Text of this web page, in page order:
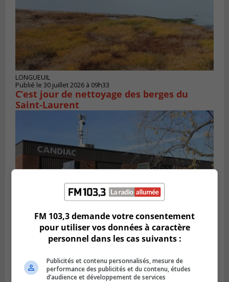
LONGUEUIL
Publié le 30 juillet 2026 à 09h33
C’est jour de nettoyage des berges du
Saint-Laurent
Candiac propulse sa transition verte
FM 103,3 demande votre consentement
pour utiliser vos données à caractère
personnel dans les cas suivants :
Publicités et contenu personnalisés, mesure de
performance des publicités et du contenu, études
d’audience et développement de services